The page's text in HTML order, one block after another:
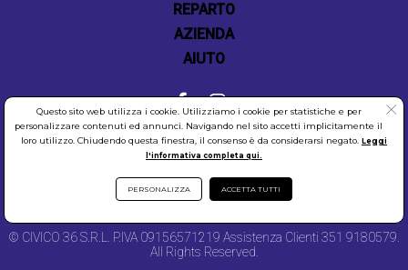
REPARTO
AZIENDA
AIUTO
COOKIES SICUREZZA PRIVACY
© CIVICO 36 S.R.L. P.IVA 09156571219 Assistenza Clienti 351 9180579.
All Rights Reserved.
Questo sito web utilizza i cookie. Utilizziamo i cookie per statistiche e per
personalizzare contenuti ed annunci. Navigando nel sito accetti implicitamente il
loro utilizzo. Chiudendo questa finestra, il consenso è da considerarsi negato. Leggi
l'informativa completa qui.
PERSONALIZZA ACCETTA TUTTI